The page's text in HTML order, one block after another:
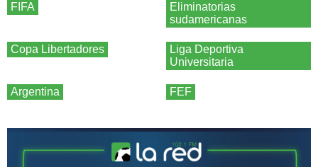
FIFA
Eliminatorias
sudamericanas
Copa Libertadores
Liga Deportiva
Universitaria
Argentina FEF